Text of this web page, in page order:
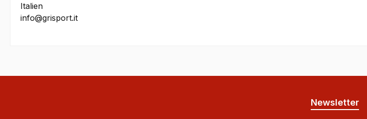
Italien
info@grisport.it
Newsletter